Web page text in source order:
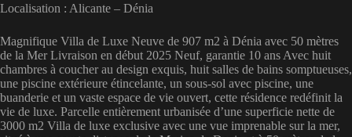
Localisation : Alicante – Dénia
Magnifique Villa de Luxe Neuve de 907 m2 à Dénia avec 50 mètres
de la Mer Livraison en début 2025 Neuf, garantie 10 ans Avec huit
chambres à coucher au design exquis, huit salles de bains somptueuses,
une piscine extérieure étincelante, un sous-sol avec piscine, une
buanderie et un vaste espace de vie ouvert, cette résidence redéfinit la
vie de luxe. Parcelle entièrement urbanisée d’une superficie nette de
3000 m2 Villa de luxe exclusive avec une vue imprenable sur la mer,